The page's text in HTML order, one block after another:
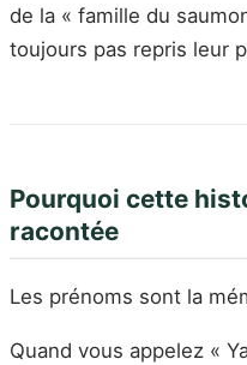
de la « famille du
toujours pas repris leur
Pourquoi cette
racontée
Les prénoms sont la
Quand vous appelez «